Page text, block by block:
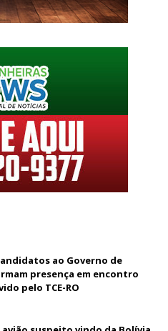
ao Governo de
presença em encontro
pelo TCE-RO